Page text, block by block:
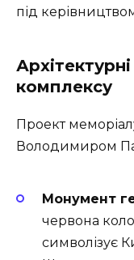
під
комплексу
Проект
Володимиром
Монумент
червона
символізує